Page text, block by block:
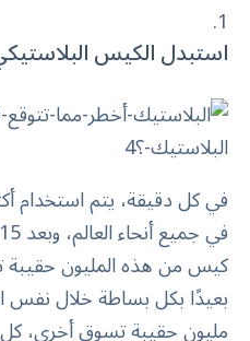
استبدل الكيس
في كل دقيقة، يتم استخدام
كيس من هذه المليون حقيبة
مليون حقيبة تسوق أخرى،